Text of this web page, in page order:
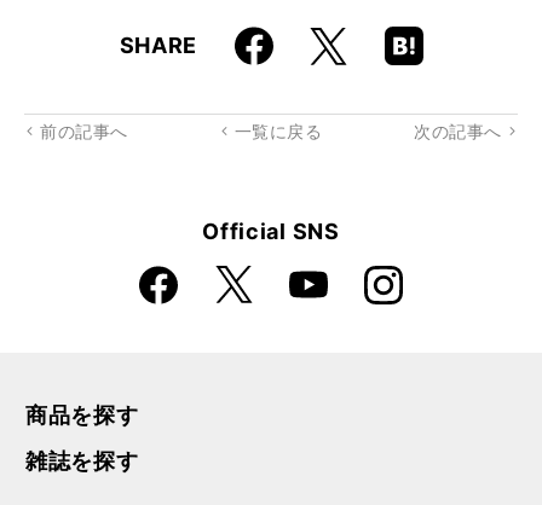
SHARE Faceboo
k
X
Hatena
Boo
rk
前の記事へ 一覧に戻る 次の記事へ
Official SNS
Faceboo
k
X YouTube Instagra
m
商品を探す
雑誌を探す